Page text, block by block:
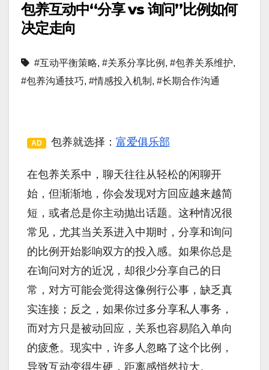
包养互动中“分享 vs 询问”比例如何
决定走向
#互动平衡策略, #关系分享比例 , #包养关系维护,
#包养沟通技巧, #情感投入机制 , #长期合作沟通
AD 包养就选择： 富爱俱乐部
在包养关系中，聊天往往从轻松的闲聊开
始，但渐渐地，你会发现对方回应越来越简
短，或者总是你主动抛出话题。这种情况很
常见，尤其当关系进入中期时，分享和询问
的比例开始影响双方的投入感。如果你总是
在询问对方的近况，却很少分享自己的日
常，对方可能会觉得这像例行公事，缺乏真
实连接；反之，如果你过多分享私人事务，
而对方只是被动回应，关系也容易陷入单向
的疲惫。现实中，许多人忽略了这个比例，
导致互动变得生硬，距离感悄然拉大。